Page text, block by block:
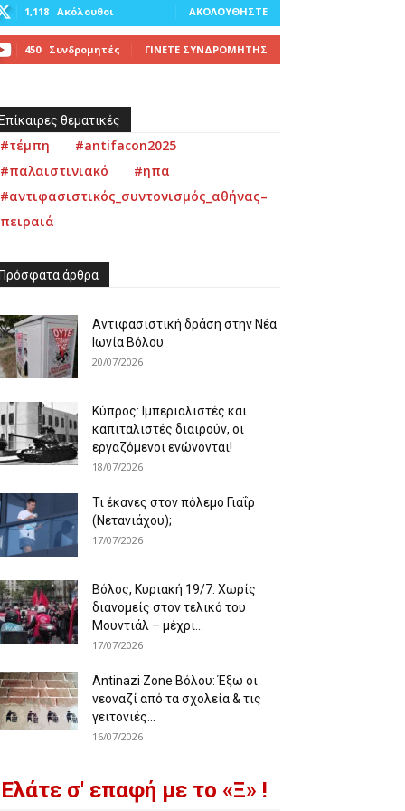
1,118 Ακόλουθοι ΑΚΟΛΟΥΘΉΣΤΕ
450 Συνδρομητές ΓΊΝΕΤΕ ΣΥΝΔΡΟΜΗΤΉΣ
θεματικές
#τέμπη
#antifacon2025
#παλαιστινιακό
#ηπα
#αντιφασιστικός_συντονισμός_αθήνας–
πειραιά
άρθρα
Αντιφασιστική δράση στην Νέα
Ιωνία Βόλου
20/07/2026
Κύπρος: Ιμπεριαλιστές και
καπιταλιστές διαιρούν, οι
εργαζόμενοι ενώνονται!
18/07/2026
Τι έκανες στον πόλεμο Γιαΐρ
(Νετανιάχου);
17/07/2026
Βόλος, Κυριακή 19/7: Χωρίς
διανομείς στον τελικό του
Μουντιάλ – μέχρι...
17/07/2026
Antinazi Zone Βόλου: Έξω οι
νεοναζί από τα σχολεία & τις
γειτονιές...
16/07/2026
Ελάτε σ' επαφή με το «Ξ» !